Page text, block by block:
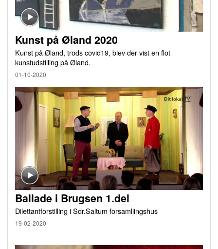
Kunst på Øland 2020
Kunst på Øland, trods covid19, blev der vist en flot
kunstudstilling på Øland.
01-10-2020
Ballade i Brugsen 1.del
Dilettantforstilling i Sdr.Saltum forsamllingshus
19-02-2020